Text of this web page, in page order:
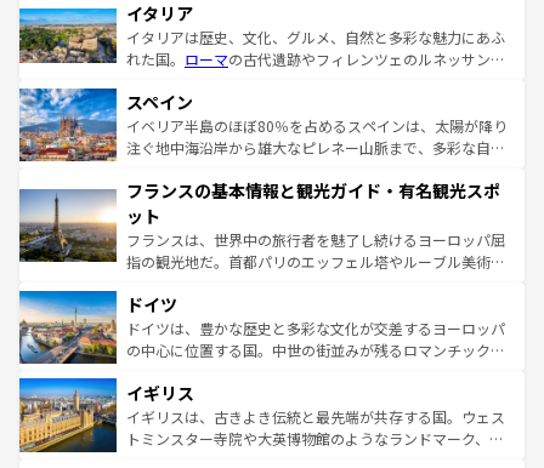
イタリア
イタリアは歴史、文化、グルメ、自然と多彩な魅力にあふ
れた国。 ローマの古代遺跡やフィレンツェのルネッサンス
ろん、トスカーナの美しい田園風景やアマルフィ海岸の絶
景など、自然景観も見逃せない。観光の合間には、本場の
ピザやパスタなど、絶品のイタリア料理を堪能することも
ませてくれるイタリアで、忘れられない旅をしてみよう！
なお、新着のイタリア情報は
しい。
スペイン
イベリア半島のほぼ80％を占めるスペインは、太陽が降り
注ぐ地中海沿岸から雄大なピレネー山脈まで、多彩な自然
文化が根付くこの国では、情熱的なフラメンコ、熱気あふ
れる闘牛、そして美味しいタパスが生活の一部となってい
る。首都マドリードの洗練された雰囲気や、バルセロナの
アートに溢れた街角から、地方では古代ローマ遺跡や中世
せる。地方によって風土や気候が異なるスペインはその個
性で訪れる人を魅了する。 なお、新着のスペイン情報は コ
ンテンツ一覧を参照してほしい。
フランスの基本情報と観光ガイド・有名観光スポ
ット
フランスは、世界中の旅行者を魅了し続けるヨーロッパ屈
指の観光地だ。首都パリのエッフェル塔やルーブル美術館
で、幅広い魅力が詰まっている。華麗な宮殿、歴史的な大
聖堂、美しいビーチ、そして豊かな自然が、訪れる者を心
から魅了する。また、フランスは美食の国としても知ら
いる。シャンパンの発祥地であるランス、プロヴァンスの
香り高いラベンダー畑など、多彩な楽しみ方が可能だ。さ
らに、パリ以外の地域にも魅力が溢れており、どの街角に
ドイツ
ドイツは、豊かな歴史と多彩な文化が交差するヨーロッパ
の中心に位置する国。中世の街並みが残るロマンチック街
顔を持つこの国は、どこを歩いても飽きることがない。ベ
ルリンの文化的活気、バイエルン州のアルプスの絶景、そ
してライン川沿いのワイン畑といった風景は必見。ビール
イギリス
イギリスは、古きよき伝統と最先端が共存する国。ウェス
トミンスター寺院や大英博物館のようなランドマーク、歴